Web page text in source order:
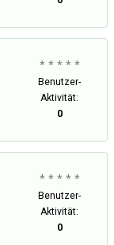
* * * * *
Benutzer-
Aktivität:
0
* * * * *
Benutzer-
Aktivität:
0